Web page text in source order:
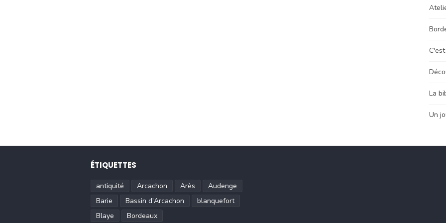
La
Un
ÉTIQUETTES
antiquité Arcachon Arès
Audenge
Barie
Bassin d'Arcachon
blanquefort
Blaye
Bordeaux